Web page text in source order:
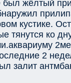
был жёлтый
кустике.
тянутся ко
2
залит